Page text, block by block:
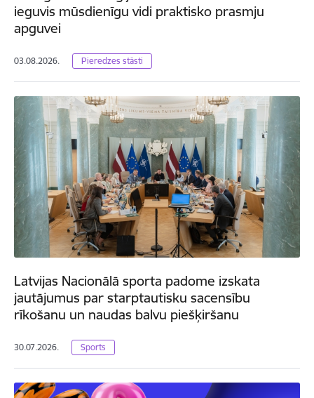
ieguvis mūsdienīgu vidi praktisko prasmju
apguvei
03.08.2026. Pieredzes stāsti
Latvijas Nacionālā sporta padome izskata
jautājumus par starptautisku sacensību
rīkošanu un naudas balvu piešķiršanu
30.07.2026. Sports